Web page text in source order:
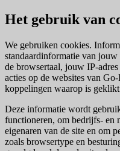
Het gebruik van
We gebruiken cookies.
standaardinformatie van
de browsertaal, jouw IP-
acties op de websites van
koppelingen waarop is
Deze informatie wordt
functioneren, om bedrijfs- en
eigenaren van de site en om
zoals browsertype en